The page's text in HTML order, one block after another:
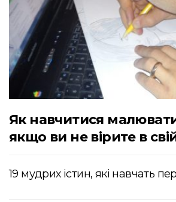
Як навчитися
якщо ви не вірите в
19 мудрих істин, які навчать